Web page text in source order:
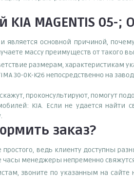
MAGENTIS 05-;
является основной причиной,
массу преимуществ от такого
размерам, характеристикам
30-0K-K26 непосредственно на
проконсультируют, помогут
KIA. Если не удается
заказ?
простого, ведь клиенту доступны
менеджеры непременно
звоните по указанным на